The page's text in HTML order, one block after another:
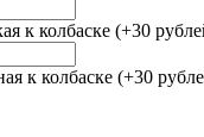
к колбаске (+30
к колбаске (+30